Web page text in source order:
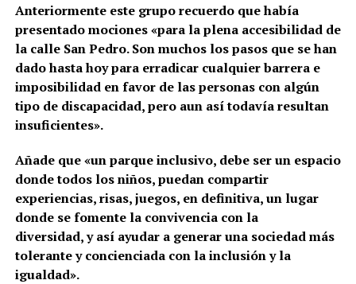
Anteriormente este grupo recuerdo que había
presentado mociones «para la plena accesibilidad de
la calle San Pedro. Son muchos los pasos que se han
dado hasta hoy para erradicar cualquier barrera e
imposibilidad en favor de las personas con algún
tipo de discapacidad, pero aun así todavía resultan
insuficientes».
Añade que «un parque inclusivo, debe ser un espacio
donde todos los niños, puedan compartir
experiencias, risas, juegos, en definitiva, un lugar
donde se fomente la convivencia con la
diversidad, y así ayudar a generar una sociedad más
tolerante y concienciada con la inclusión y la
igualdad».